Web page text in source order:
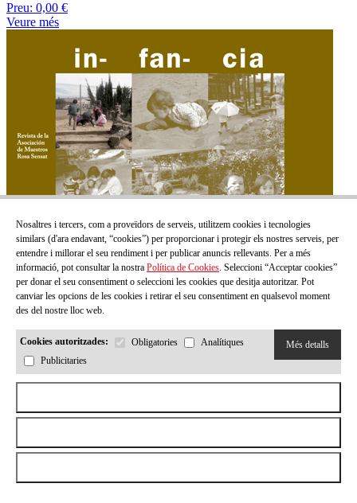
Preu: 0,00 €
Veure més
Infancia 153
Veure més
Nosaltres i tercers, com a proveïdors de serveis, utilitzem cookies i tecnologies
similars (d'ara endavant, “cookies”) per proporcionar i protegir els nostres serveis, per
entendre i millorar el seu rendiment i per publicar anuncis rellevants. Per a més
informació, pot consultar la nostra Política de Cookies. Seleccioni “Acceptar cookies”
per donar el seu consentiment o seleccioni les cookies que desitja autoritzar. Pot
canviar les opcions de les cookies i retirar el seu consentiment en qualsevol moment
des del nostre lloc web.
Cookies autoritzades: Obligatories
Analítiques
Publicitaries
Més detalls